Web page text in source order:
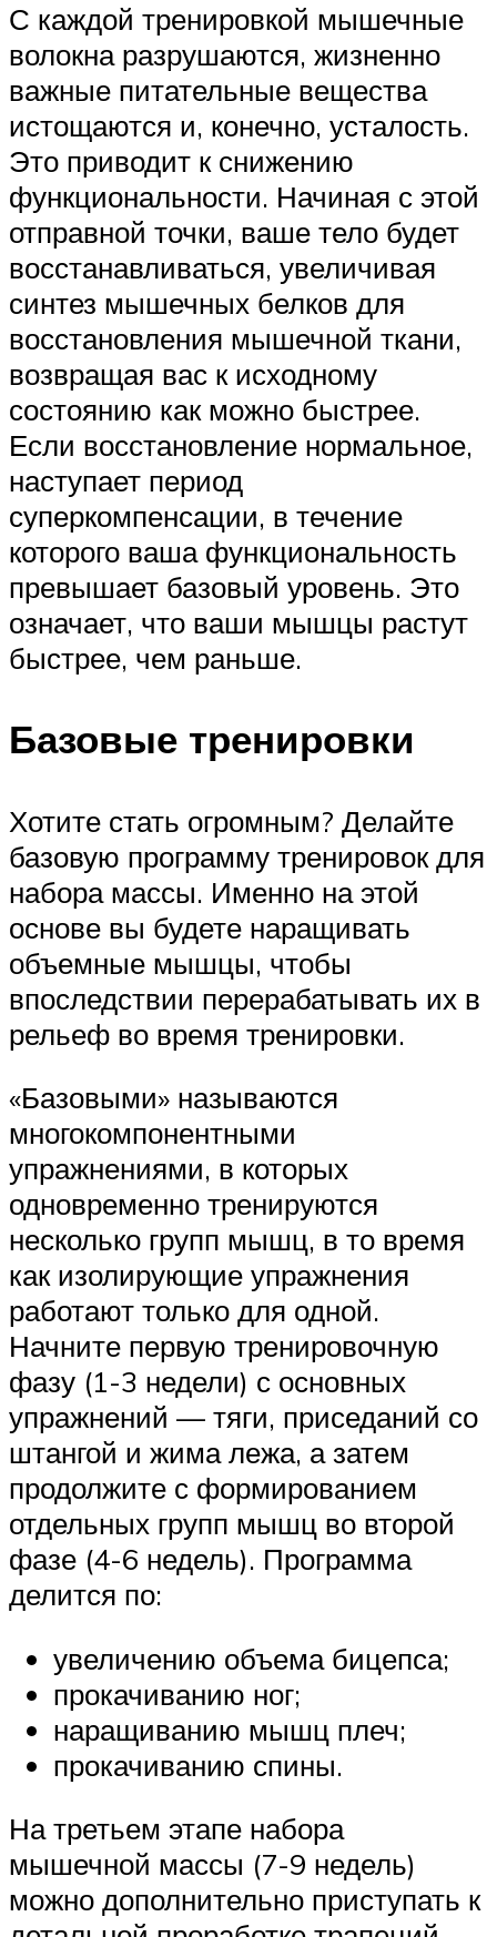
С каждой тренировкой мышечные
волокна разрушаются, жизненно
важные питательные вещества
истощаются и, конечно, усталость.
Это приводит к снижению
функциональности. Начиная с этой
отправной точки, ваше тело будет
восстанавливаться, увеличивая
синтез мышечных белков для
восстановления мышечной ткани,
возвращая вас к исходному
состоянию как можно быстрее.
Если восстановление нормальное,
наступает период
суперкомпенсации, в течение
которого ваша функциональность
превышает базовый уровень. Это
означает, что ваши мышцы растут
быстрее, чем раньше.
Базовые тренировки
Хотите стать огромным? Делайте
базовую программу тренировок для
набора массы. Именно на этой
основе вы будете наращивать
объемные мышцы, чтобы
впоследствии перерабатывать их в
рельеф во время тренировки.
«Базовыми» называются
многокомпонентными
упражнениями, в которых
одновременно тренируются
несколько групп мышц, в то время
как изолирующие упражнения
работают только для одной.
Начните первую тренировочную
фазу (1-3 недели) с основных
упражнений — тяги, приседаний со
штангой и жима лежа, а затем
продолжите с формированием
отдельных групп мышц во второй
фазе (4-6 недель). Программа
делится по:
увеличению объема бицепса;
прокачиванию ног;
наращиванию мышц плеч;
прокачиванию спины.
На третьем этапе набора
мышечной массы (7-9 недель)
можно дополнительно приступать к